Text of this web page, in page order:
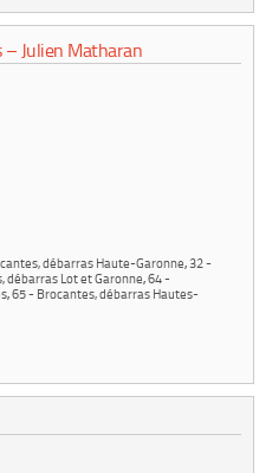
– Julien Matharan
débarras Haute-Garonne,32 -
débarras Lot et Garonne,64 -
,65 - Brocantes, débarras Hautes-